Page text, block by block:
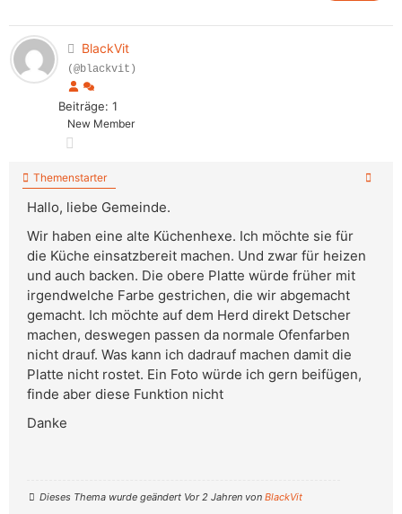
BlackVit
(@blackvit)
Beiträge: 1
New Member
Themenstarter
Hallo, liebe Gemeinde.
Wir haben eine alte Küchenhexe. Ich möchte sie für
die Küche einsatzbereit machen. Und zwar für heizen
und auch backen. Die obere Platte würde früher mit
irgendwelche Farbe gestrichen, die wir abgemacht
gemacht. Ich möchte auf dem Herd direkt Detscher
machen, deswegen passen da normale Ofenfarben
nicht drauf. Was kann ich dadrauf machen damit die
Platte nicht rostet. Ein Foto würde ich gern beifügen,
finde aber diese Funktion nicht
Danke
Dieses Thema wurde geändert Vor 2 Jahren von BlackVit